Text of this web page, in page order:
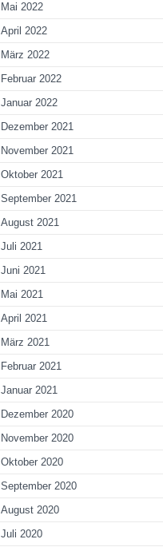
Mai 2022
April 2022
März 2022
Februar 2022
Januar 2022
Dezember 2021
November 2021
Oktober 2021
September 2021
August 2021
Juli 2021
Juni 2021
Mai 2021
April 2021
März 2021
Februar 2021
Januar 2021
Dezember 2020
November 2020
Oktober 2020
September 2020
August 2020
Juli 2020